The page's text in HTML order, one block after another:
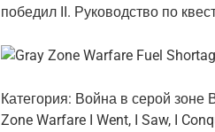
победил II. Руководство по
Категория: Война в серой зоне
Zone Warfare I Went, I Saw, I